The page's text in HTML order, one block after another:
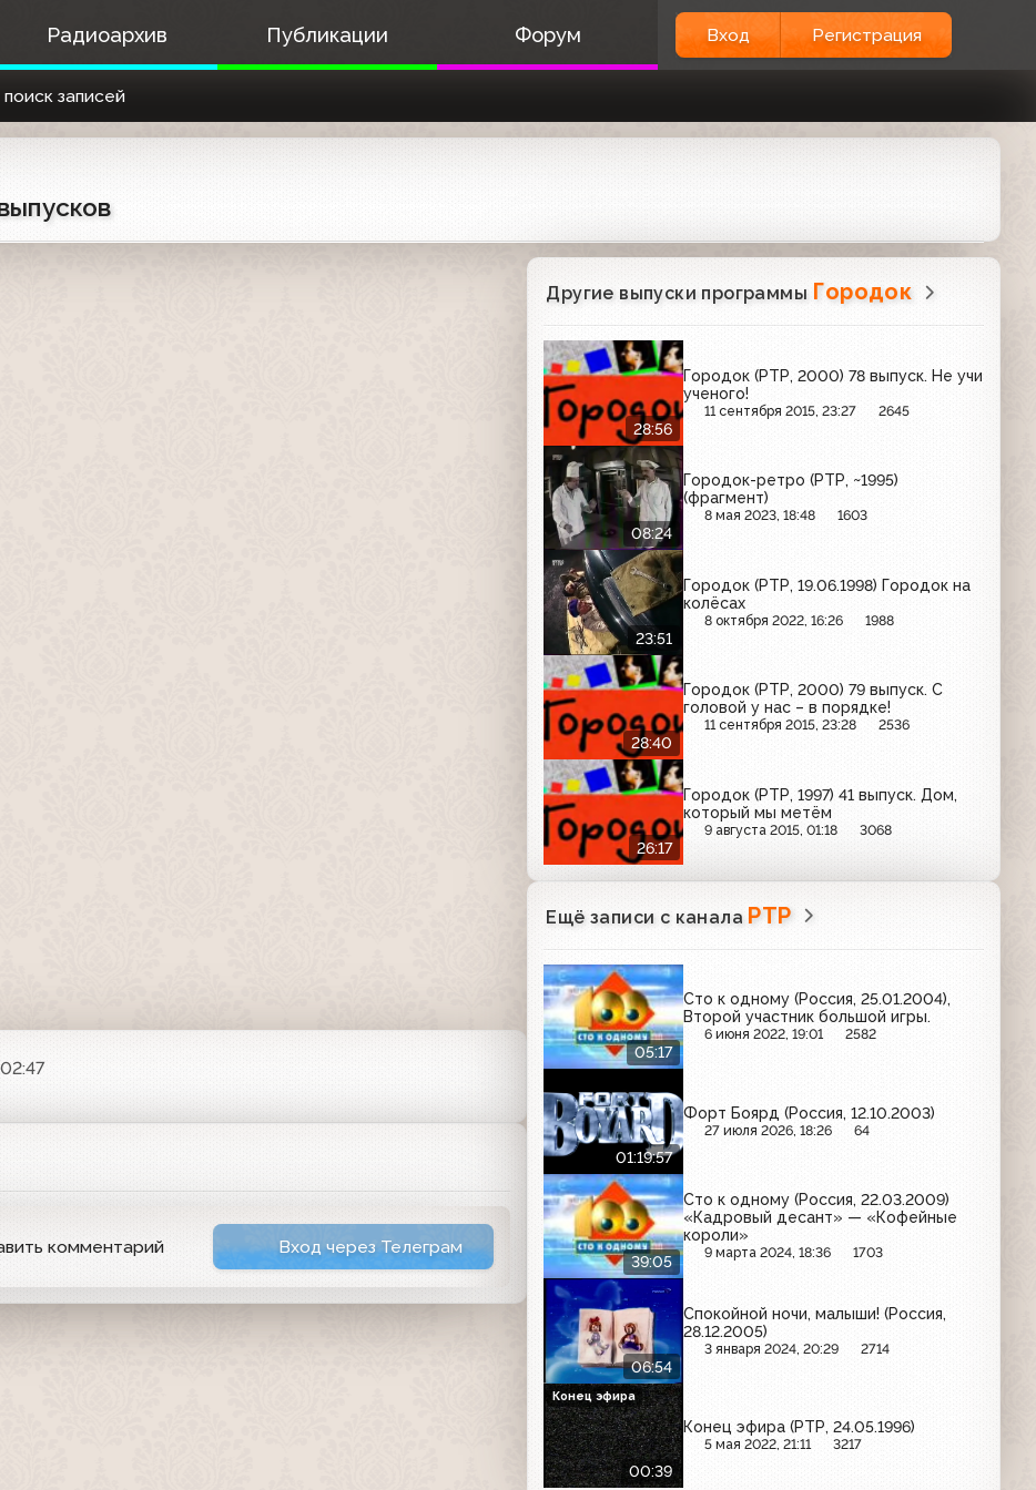
Радиоархив Публикации Форум Вход Регистрация
записей
комментарий Вход через Телеграм
Другие выпуски программы Городок
28:56
Городок (РТР, 2000) 78 выпуск. Не учи
ученого!
11 сентября 2015, 23:27 2645
08:24
Городок-ретро (РТР, ~1995)
(фрагмент)
8 мая 2023, 18:48 1603
23:51
Городок (РТР, 19.06.1998) Городок на
колёсах
8 октября 2022, 16:26 1988
28:40
Городок (РТР, 2000) 79 выпуск. C
головой у нас – в порядке!
11 сентября 2015, 23:28 2536
26:17
Городок (РТР, 1997) 41 выпуск. Дом,
который мы метём
9 августа 2015, 01:18 3068
Ещё записи с канала РТР
05:17
Сто к одному (Россия, 25.01.2004),
Второй участник большой игры.
6 июня 2022, 19:01 2582
01:19:57
Форт Боярд (Россия, 12.10.2003)
27 июля 2026, 18:26 64
39:05
Сто к одному (Россия, 22.03.2009)
«Кадровый десант» — «Кофейные
короли»
9 марта 2024, 18:36 1703
06:54
Спокойной ночи, малыши! (Россия,
28.12.2005)
3 января 2024, 20:29 2714
00:39
Конец эфира (РТР, 24.05.1996)
5 мая 2022, 21:11 3217
Конец эфира